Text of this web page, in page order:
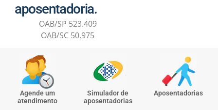
aposentadoria.
OAB/SP 523.409
OAB/SC 50.975
Agende um
atendimento
Simulador de
aposentadorias
Aposentadorias